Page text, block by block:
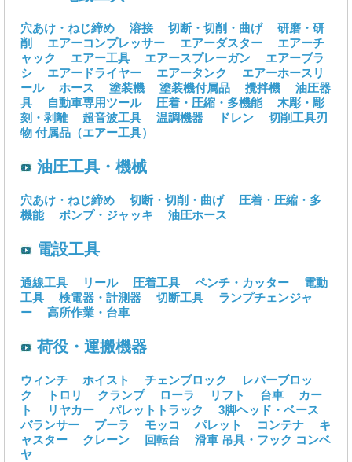
穴あけ・ねじ締め 溶接 切断・切削・曲げ
研磨・研
削
エアーコンプレッサー エアーダスター
エアーチ
ャック
エアー工具 エアースプレーガン
エアーブラ
シ
エアードライヤー エアータンク
エアーホースリ
ール
ホース 塗装機 塗装機付属品 攪拌機
油圧器
具
自動車専用ツール 圧着・圧縮・多機能
木彫・彫
刻・剥離
超音波工具 温調機器 ドレン
切削工具刃
物 付属品（エアー工具）
油圧工具・機械
穴あけ・ねじ締め 切断・切削・曲げ
圧着・圧縮・多
機能
ポンプ・ジャッキ 油圧ホース
電設工具
通線工具 リール 圧着工具 ペンチ・カッター
電動
工具
検電器・計測器 切断工具
ランプチェンジャ
ー
高所作業・台車
荷役・運搬機器
ウィンチ ホイスト チェンブロック
レバーブロッ
ク
トロリ クランプ ローラ リフト 台車
カー
ト
リヤカー パレットトラック
3脚ヘッド・ベース
バランサー
プーラ モッコ パレット コンテナ
キ
ャスター
クレーン 回転台 滑車 吊具・フック コンベ
ヤ